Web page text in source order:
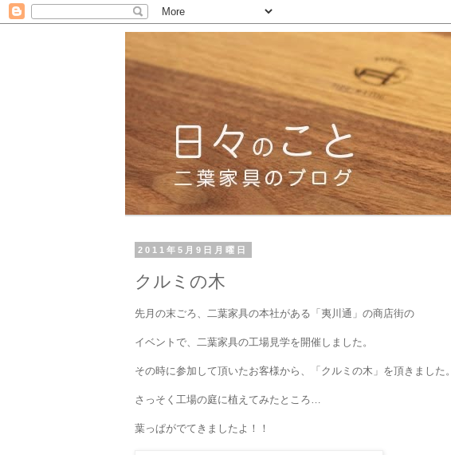
2011年5月9日月曜日
クルミの木
先月の末ごろ、二葉家具の本社がある「夷川通」の商店街の
イベントで、二葉家具の工場見学を開催しました。
その時に参加して頂いたお客様から、「クルミの木」を頂きました。
さっそく工場の庭に植えてみたところ…
葉っぱがでてきましたよ！！